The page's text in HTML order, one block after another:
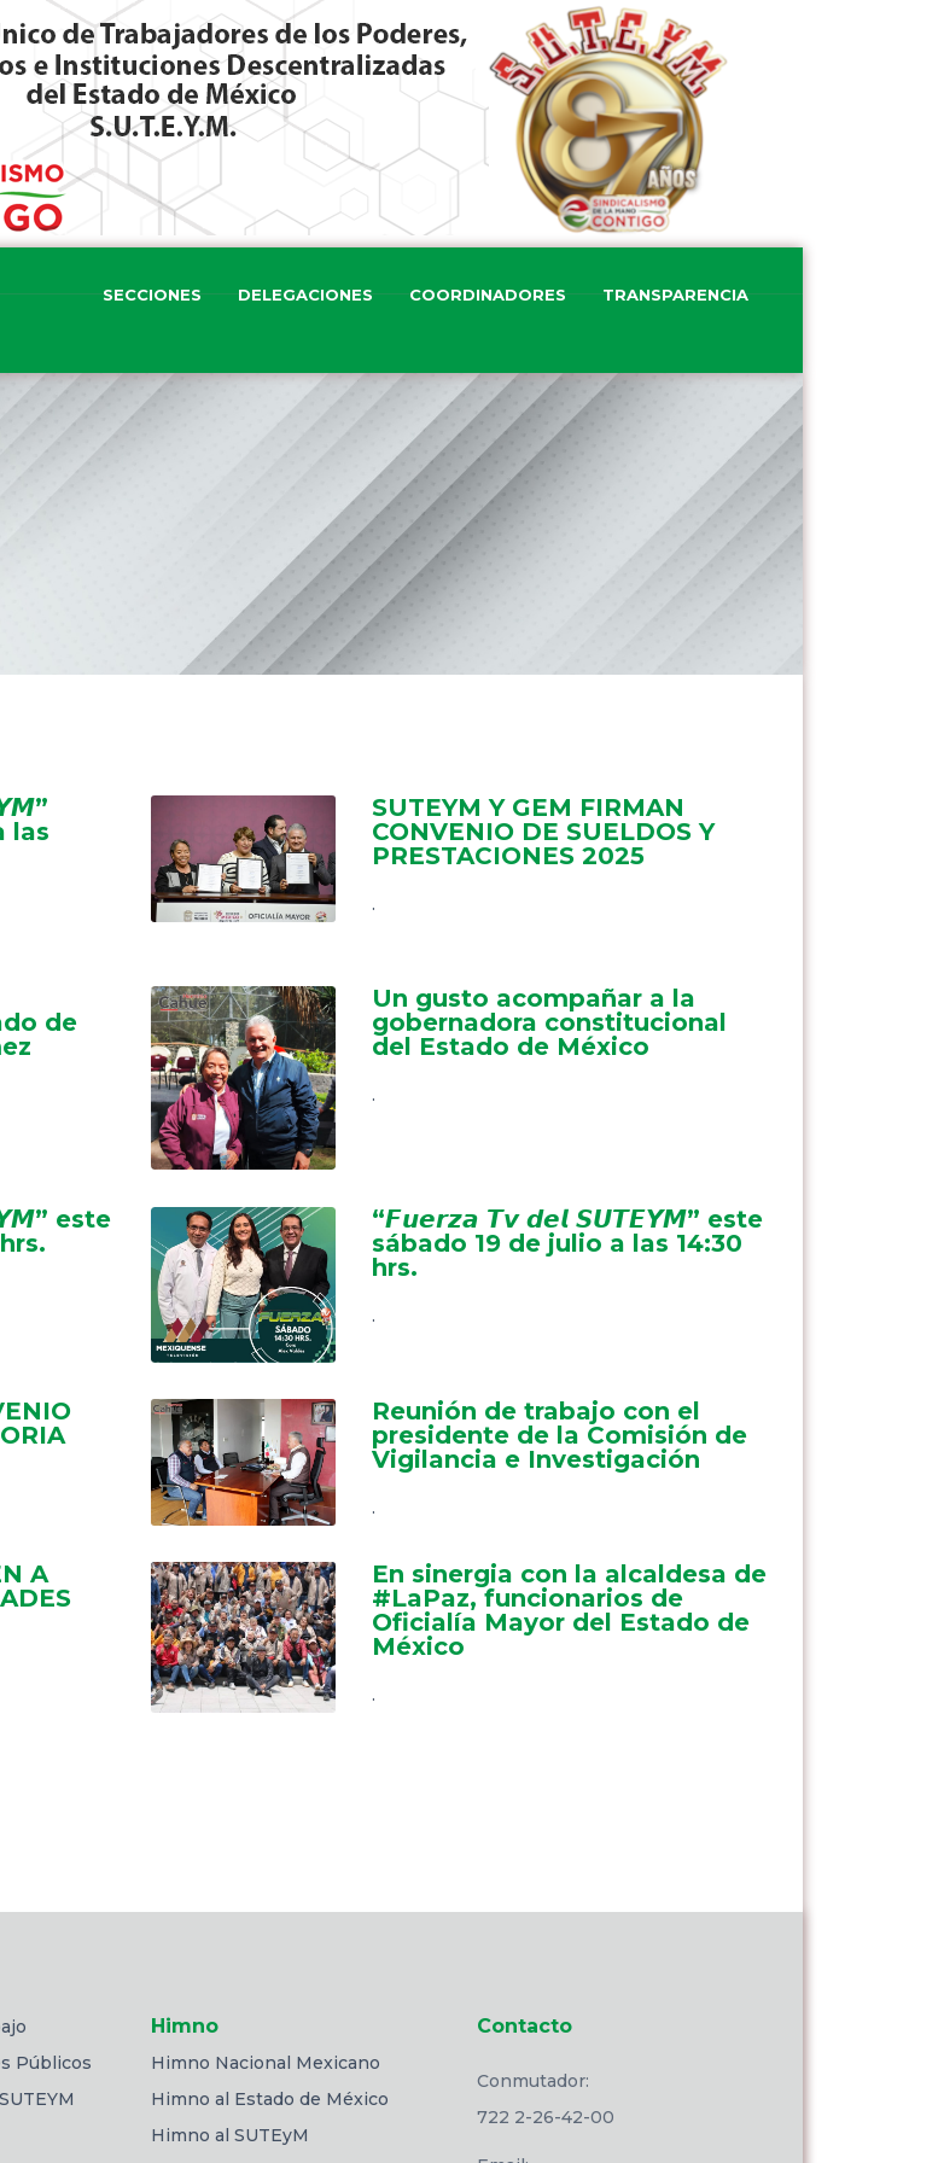
SECCIONES DELEGACIONES COORDINADORES TRANSPARENCIA
las
SUTEYM Y GEM FIRMAN
CONVENIO DE SUELDOS Y
PRESTACIONES 2025
.
de
Un gusto acompañar a la
gobernadora constitucional
del Estado de México
.
este
“𝙁𝙪𝙚𝙧𝙯𝙖 𝙏𝙫 𝙙𝙚𝙡 𝙎𝙐𝙏𝙀𝙔𝙈” este
sábado 19 de julio a las 14:30
hrs.
.
Reunión de trabajo con el
presidente de la Comisión de
Vigilancia e Investigación
.
A
En sinergia con la alcaldesa de
#LaPaz, funcionarios de
Oficialía Mayor del Estado de
México
.
Públicos
Himno
Himno Nacional Mexicano
Himno al Estado de México
Himno al SUTEyM
Contacto
Conmutador:
722 2-26-42-00